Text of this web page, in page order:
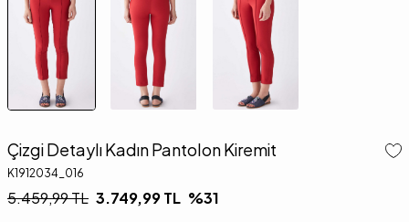
Çizgi Detaylı Kadın Pantolon Kiremit
K1912034_016
5.459,99TL 3.749,99TL %31